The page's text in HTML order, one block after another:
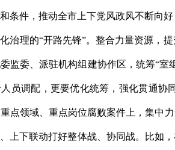
条件，推动全市上下党风政风不断向好
治理的“开路先锋”。整合力量资源，
监委、派驻机构组建协作区，统筹“
员调配，更要优化统筹，强化贯通
点领域、重点岗位腐败案件上，集中
上下联动打好整体战、协同战。比如